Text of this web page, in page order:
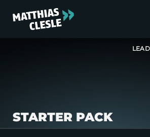
STARTER PACK